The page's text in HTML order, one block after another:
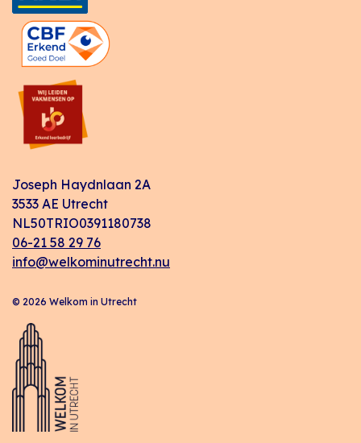
Joseph Haydnlaan 2A
3533 AE Utrecht
NL50TRIO0391180738
06-21 58 29 76
info@welkominutrecht.nu
© 2026 Welkom in Utrecht